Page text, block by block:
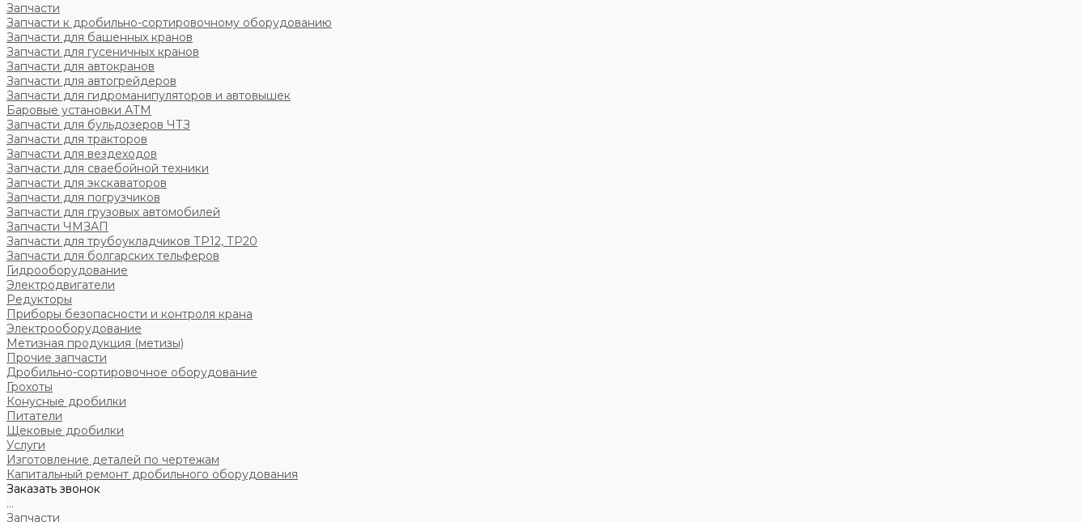
Запчасти
Запчасти к дробильно-сортировочному оборудованию
Запчасти для башенных кранов
Запчасти для гусеничных кранов
Запчасти для автокранов
Запчасти для автогрейдеров
Запчасти для гидроманипуляторов и автовышек
Баровые установки АТМ
Запчасти для бульдозеров ЧТЗ
Запчасти для тракторов
Запчасти для вездеходов
Запчасти для сваебойной техники
Запчасти для экскаваторов
Запчасти для погрузчиков
Запчасти для грузовых автомобилей
Запчасти ЧМЗАП
Запчасти для трубоукладчиков ТР12, ТР20
Запчасти для болгарских тельферов
Гидрооборудование
Электродвигатели
Редукторы
Приборы безопасности и контроля крана
Электрооборудование
Метизная продукция (метизы)
Прочие запчасти
Дробильно-сортировочное оборудование
Грохоты
Конусные дробилки
Питатели
Щековые дробилки
Услуги
Изготовление деталей по чертежам
Капитальный ремонт дробильного оборудования
Заказать звонок
...
Запчасти